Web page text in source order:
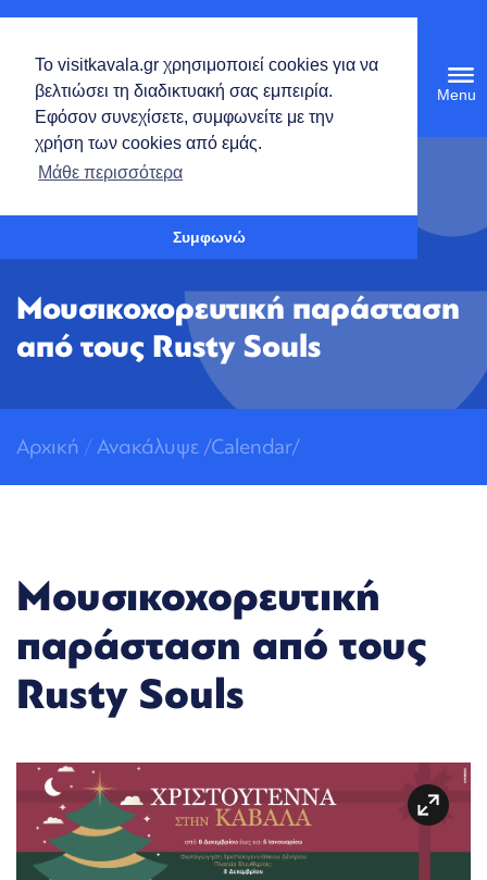
Ανοίξτε τη γραμμή εργαλείων
Το visitkavala.gr χρησιμοποιεί cookies για να
βελτιώσει τη διαδικτυακή σας εμπειρία.
Εφόσον συνεχίσετε, συμφωνείτε με την
χρήση των cookies από εμάς.
Μάθε περισσότερα
Συμφωνώ
Μουσικοχορευτική παράσταση
από τους Rusty Souls
Αρχική / Ανακάλυψε /Calendar/
Μουσικοχορευτική
παράσταση από τους
Rusty Souls